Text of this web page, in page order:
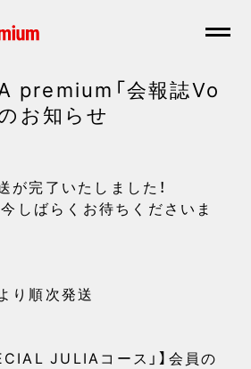
premium「会報誌Vo
お知らせ
完了いたしました！
しばらくお待ちくださいま
り順次発送
JULIAコース」】会員の